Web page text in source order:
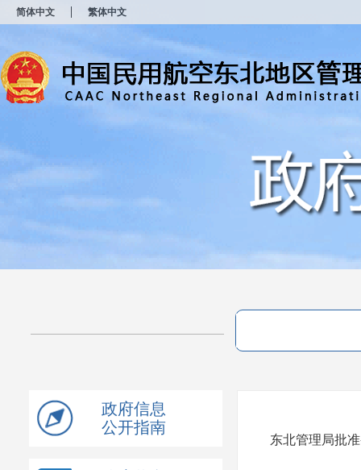
简体中文 繁体中文
政府信息
公开指南
东北管理局批
窗
打
开
无
障